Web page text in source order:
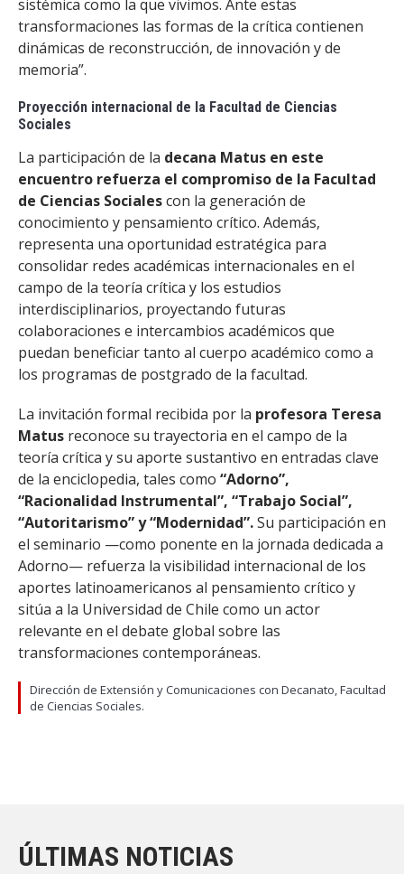
sistémica como la que vivimos. Ante estas
transformaciones las formas de la crítica contienen
dinámicas de reconstrucción, de innovación y de
memoria”.
Proyección internacional de la Facultad de Ciencias
Sociales
La participación de la decana Matus en este
encuentro refuerza el compromiso de la Facultad
de Ciencias Socialescon la generación de
conocimiento y pensamiento crítico. Además,
representa una oportunidad estratégica para
consolidar redes académicas internacionales en el
campo de la teoría crítica y los estudios
interdisciplinarios, proyectando futuras
colaboraciones e intercambios académicos que
puedan beneficiar tanto al cuerpo académico como a
los programas de postgrado de la facultad.
La invitación formal recibida por la profesora Teresa
Matus reconoce su trayectoria en el campo de la
teoría crítica y su aporte sustantivo en entradas clave
de la enciclopedia, tales como “Adorno”,
“Racionalidad Instrumental”, “Trabajo Social”,
“Autoritarismo” y “Modernidad”.Su participación en
el seminario —como ponente en la jornada dedicada a
Adorno— refuerza la visibilidad internacional de los
aportes latinoamericanos al pensamiento crítico y
sitúa a la Universidad de Chile como un actor
relevante en el debate global sobre las
transformaciones contemporáneas.
Dirección de Extensión y Comunicaciones con Decanato, Facultad
de Ciencias Sociales.
ÚLTIMAS NOTICIAS